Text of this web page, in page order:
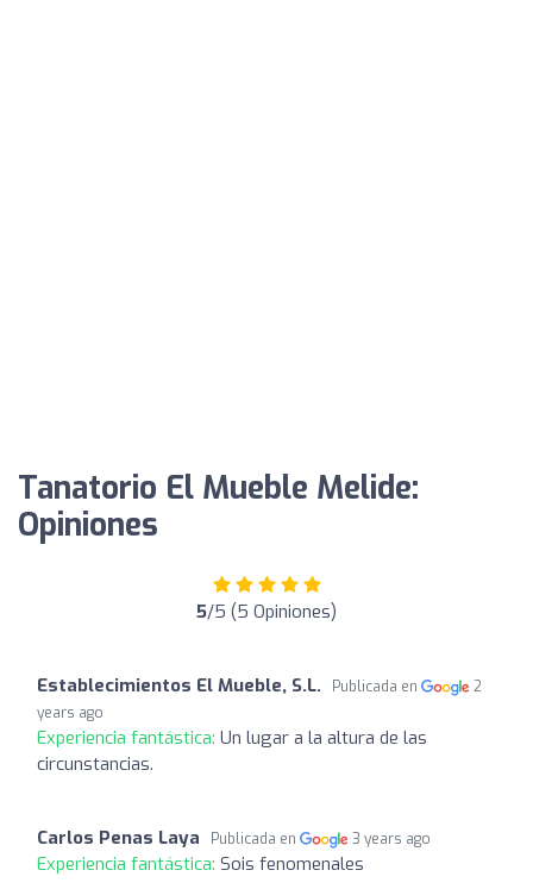
Tanatorio El Mueble Melide:
Opiniones
5/5 (5 Opiniones)
Establecimientos El Mueble, S.L. Publicada en
2
years ago
Experiencia fantástica: Un lugar a la altura de las
circunstancias.
Carlos Penas Laya Publicada en 3 years ago
Experiencia fantástica: Sois fenomenales